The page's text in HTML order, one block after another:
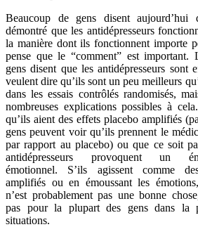
Beaucoup de gens disent aujourd’hui
démontré que les antidépresseurs
la manière dont ils fonctionnent importe
pense que le “comment” est important.
gens disent que les antidépresseurs sont
veulent dire qu’ils sont un peu meilleurs
dans les essais contrôlés randomisés,
nombreuses explications possibles à
qu’ils aient des effets placebo amplifiés
gens peuvent voir qu’ils prennent le
par rapport au placebo) ou que ce soit
antidépresseurs provoquent un
émotionnel. S’ils agissent comme
amplifiés ou en émoussant les
n’est probablement pas une bonne
pas pour la plupart des gens dans la
situations.